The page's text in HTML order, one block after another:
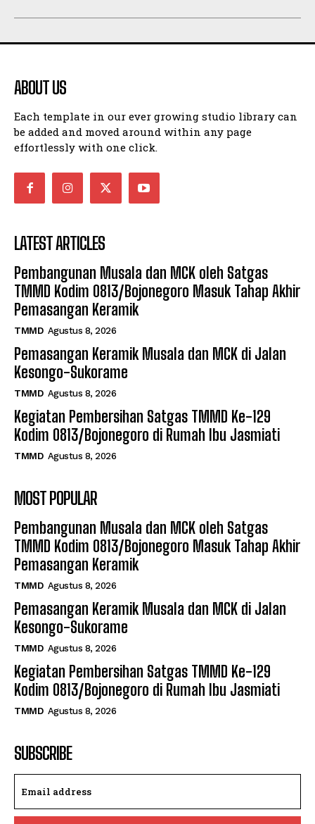
ABOUT US
Each template in our ever growing studio library can
be added and moved around within any page
effortlessly with one click.
LATEST ARTICLES
Pembangunan Musala dan MCK oleh Satgas
TMMD Kodim 0813/Bojonegoro Masuk Tahap Akhir
Pemasangan Keramik
TMMD Agustus 8, 2026
Pemasangan Keramik Musala dan MCK di Jalan
Kesongo-Sukorame
TMMD Agustus 8, 2026
Kegiatan Pembersihan Satgas TMMD Ke-129
Kodim 0813/Bojonegoro di Rumah Ibu Jasmiati
TMMD Agustus 8, 2026
MOST POPULAR
Pembangunan Musala dan MCK oleh Satgas
TMMD Kodim 0813/Bojonegoro Masuk Tahap Akhir
Pemasangan Keramik
TMMD Agustus 8, 2026
Pemasangan Keramik Musala dan MCK di Jalan
Kesongo-Sukorame
TMMD Agustus 8, 2026
Kegiatan Pembersihan Satgas TMMD Ke-129
Kodim 0813/Bojonegoro di Rumah Ibu Jasmiati
TMMD Agustus 8, 2026
SUBSCRIBE